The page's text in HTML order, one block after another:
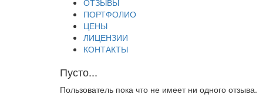
ОТЗЫВЫ
ПОРТФОЛИО
ЦЕНЫ
ЛИЦЕНЗИИ
КОНТАКТЫ
Пусто...
Пользователь пока что не имеет ни одного отзыва.